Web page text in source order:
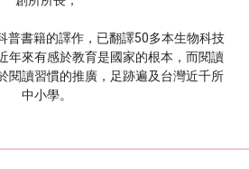
普書籍的譯作，已翻譯50多本生物科技
年來有感於教育是國家的根本，而閱讀
閱讀習慣的推廣，足跡遍及台灣近千所
中小學。